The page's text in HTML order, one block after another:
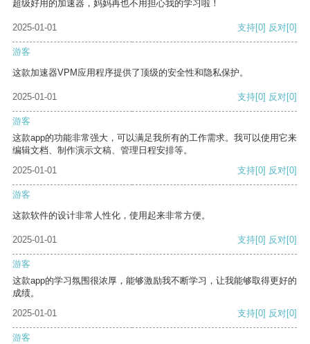
超级好用的加速器，妈妈再也不用担心我的学习啦！
2025-01-01 支持[0] 反对[0]
游客
这款加速器VPM应用程序提供了顶级的安全性和隐私保护。
2025-01-01 支持[0] 反对[0]
游客
这款app的功能非常强大，可以满足我所有的工作需求。我可以使用它来
编辑文档、制作演示文稿、管理日程安排等。
2025-01-01
支持[0] 反对[0]
游客
这款软件的设计非常人性化，使用起来非常方便。
2025-01-01 支持[0] 反对[0]
游客
这款app的学习氛围很浓厚，能够激励我不断学习，让我能够取得更好的
成绩。
2025-01-01
支持[0] 反对[0]
游客